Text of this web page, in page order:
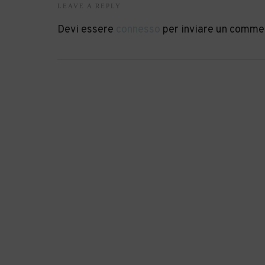
LEAVE A REPLY
Devi essere per inviare un